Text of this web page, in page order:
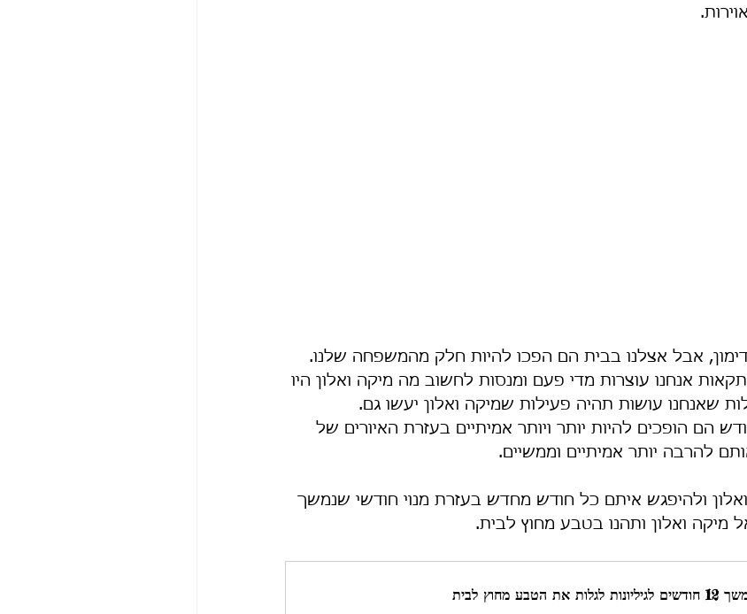
דימון, אבל אצלנו בבית הם הפכו להיות חלק מהמשפחה שלנו.
אנחנו עוצרות מדי פעם ומנסות לחשוב מה מיקה ואלון היו
שאנחנו עושות תהיה פעילות שמיקה ואלון יעשו גם.
הם הופכים להיות יותר ויותר אמיתיים בעזרת האיורים של
להרבה יותר אמיתיים וממשיים.
ולהיפגש איתם כל חודש מחדש בעזרת מנוי חודשי שנמשך
מיקה ואלון ותהנו בטבע מחוץ לבית.
מחוץ לבית